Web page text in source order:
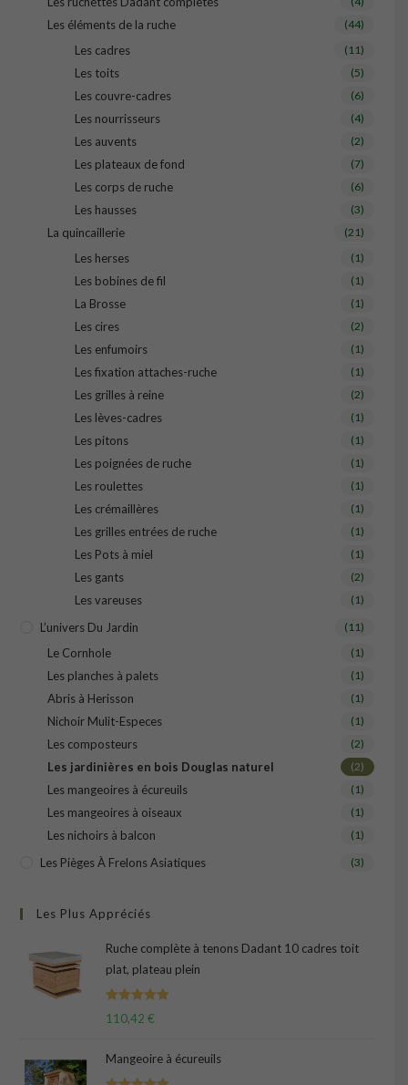
Les éléments de la ruche (44)
Les cadres (11)
Les toits (5)
Les couvre-cadres (6)
Les nourrisseurs (4)
Les auvents (2)
Les plateaux de fond (7)
Les corps de ruche (6)
Les hausses (3)
La quincaillerie (21)
Les herses (1)
Les bobines de fil (1)
La Brosse (1)
Les cires (2)
Les enfumoirs (1)
Les fixation attaches-ruche (1)
Les grilles à reine (2)
Les lèves-cadres (1)
Les pitons (1)
Les poignées de ruche (1)
Les roulettes (1)
Les crémaillères (1)
Les grilles entrées de ruche (1)
Les Pots à miel (1)
Les gants (2)
Les vareuses (1)
L’univers Du Jardin (11)
Le Cornhole (1)
Les planches à palets (1)
Abris à Herisson (1)
Nichoir Mulit-Especes (1)
Les composteurs (2)
Les jardinières en bois Douglas naturel (2)
Les mangeoires à écureuils (1)
Les mangeoires à oiseaux (1)
Les nichoirs à balcon (1)
Les Pièges À Frelons Asiatiques (3)
Les Plus Appréciés
Ruche complète à tenons Dadant 10 cadres toit
plat, plateau plein
Note 5.00
110,42 €
Mangeoire à écureuils